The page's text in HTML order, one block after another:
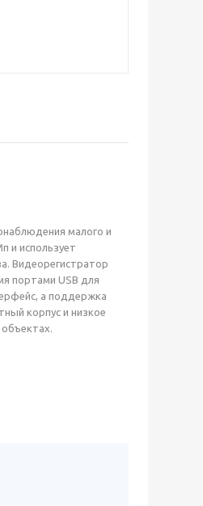
малого и
и использует
Видеорегистратор
портами USB для
а поддержка
корпус и низкое